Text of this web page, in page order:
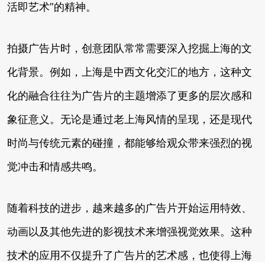
活即艺术”的精神。
拍摄广告片时，创意团队常常需要深入挖掘上海的文
化背景。例如，上海是中西文化交汇的地方，这种文
化的融合往往为广告片的主题增添了更多的层次感和
象征意义。无论是通过老上海风情的呈现，还是现代
时尚与传统元素的碰撞，都能够给观众带来强烈的视
觉冲击和情感共鸣。
随着科技的进步，越来越多的广告片开始运用特效、
动画以及其他先进的影视技术来增强视觉效果。这种
技术的应用不仅提升了广告片的艺术感，也使得上海